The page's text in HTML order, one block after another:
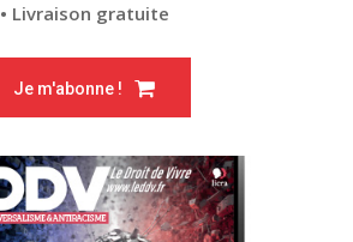
• Livraison gratuite
Je m'abonne !